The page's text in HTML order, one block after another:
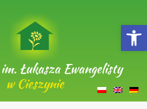
Łukasza Ewangelisty
w Cieszynie